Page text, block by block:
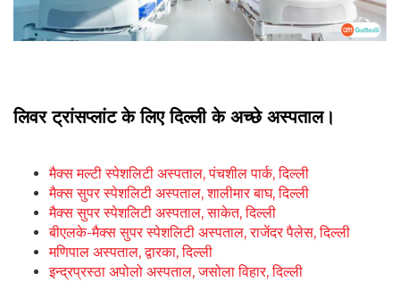
लिवर ट्रांसप्लांट के लिए दिल्ली के अच्छे अस्पताल।
मैक्स मल्टी स्पेशलिटी अस्पताल, पंचशील पार्क, दिल्ली
मैक्स सुपर स्पेशलिटी अस्पताल, शालीमार बाघ, दिल्ली
मैक्स सुपर स्पेशलिटी अस्पताल, साकेत, दिल्ली
बीएलके-मैक्स सुपर स्पेशलिटी अस्पताल, राजेंदर पैलेस, दिल्ली
मणिपाल अस्पताल, द्वारका, दिल्ली
इन्द्रप्रस्ठा अपोलो अस्पताल, जसोला विहार, दिल्ली